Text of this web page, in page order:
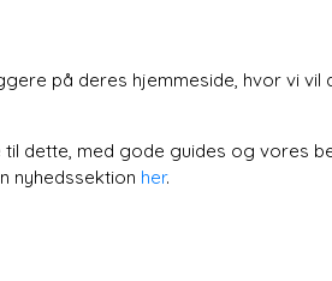
på deres hjemmeside, hvor vi vil
dette, med gode guides og vores
nyhedssektion her.